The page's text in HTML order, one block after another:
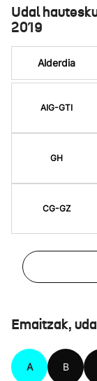
Udal
2019
Alderdia
AIG-GTI
GH
CG-GZ
Emaitzak,
A B